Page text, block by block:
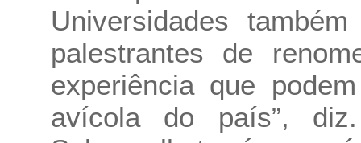
Universidades
palestrantes de
experiência que
avícola do país”,